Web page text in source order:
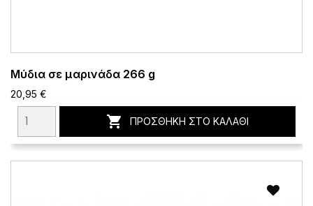
Μύδια σε μαρινάδα 266 g
20,95 €
 ΠΡΟΣΘΉΚΗ ΣΤΟ ΚΑΛΆΘΙ